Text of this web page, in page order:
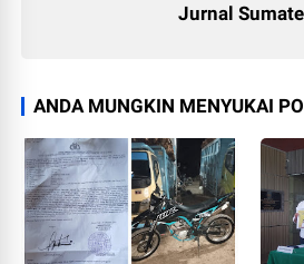
Jurnal
ANDA MUNGKIN MENYUKAI